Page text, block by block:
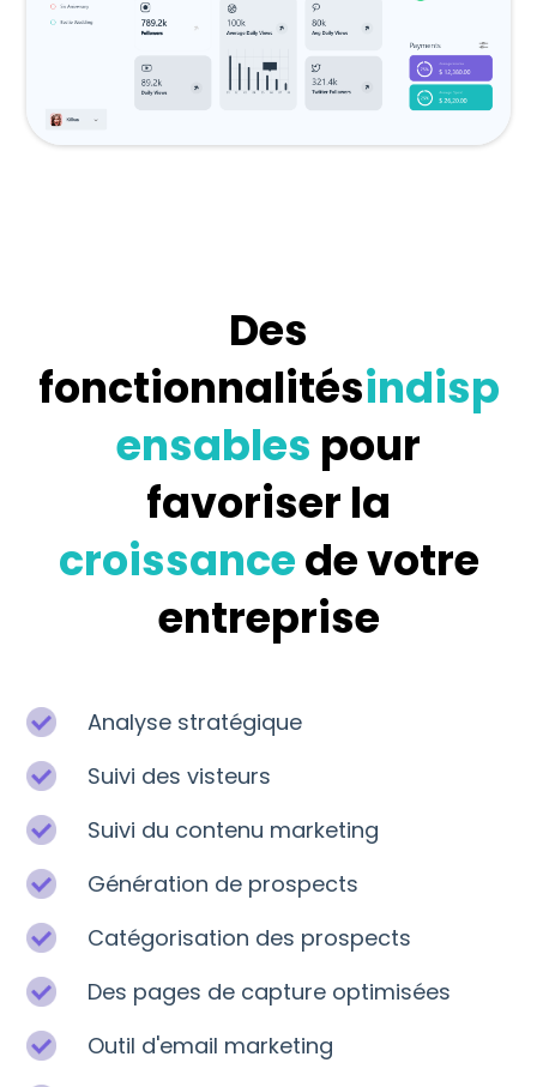
Des
fonctionnalitésindisp
ensables pour
favoriser la
croissancede votre
entreprise
Analyse stratégique
Suivi des visteurs
Suivi du contenu marketing
Génération de prospects
Catégorisation des prospects
Des pages de capture optimisées
Outil d'email marketing